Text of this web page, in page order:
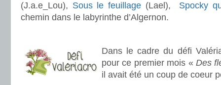
(J.a.e_Lou), Sous le feuillage (Lael), Spocky
chemin dans le labyrinthe d’Algernon.
Dans le cadre du défi
pour ce premier mois « Des
il avait été un coup de coeur